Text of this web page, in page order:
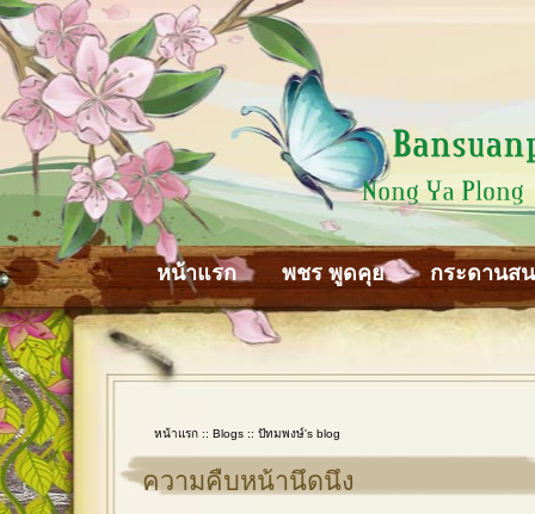
หน้าแรก พชร พูดคุย กระดานส
หน้าแรก :: Blogs :: ปัทมพงษ์'s blog
ความคืบหน้านึดนึง